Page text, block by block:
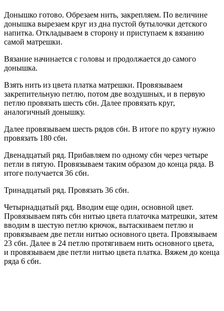
Донышко готово. Обрезаем нить, закрепляем. По величине
донышка вырезаем круг из дна пустой бутылочки детского
напитка. Откладываем в сторону и приступаем к вязанию
самой матрешки.
Вязание начинается с головы и продолжается до самого
донышка.
Взять нить из цвета платка матрешки. Провязываем
закрепительную петлю, потом две воздушных, и в первую
петлю провязать шесть сбн. Далее провязать круг,
аналогичный донышку.
Далее провязываем шесть рядов сбн. В итоге по кругу нужно
провязать 180 сбн.
Двенадцатый ряд. Прибавляем по одному сбн через четыре
петли в пятую. Провязываем таким образом до конца ряда. В
итоге получается 36 сбн.
Тринадцатый ряд. Провязать 36 сбн.
Четырнадцатый ряд. Вводим еще один, основной цвет.
Провязываем пять сбн нитью цвета платочка матрешки, затем
вводим в шестую петлю крючок, вытаскиваем петлю и
провязываем две петли нитью основного цвета. Провязываем
23 сбн. Далее в 24 петлю протягиваем нить основного цвета,
и провязываем две петли нитью цвета платка. Вяжем до конца
ряда 6 сбн.